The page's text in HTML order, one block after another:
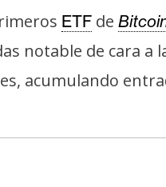
ETF de
notable de cara a
acumulando